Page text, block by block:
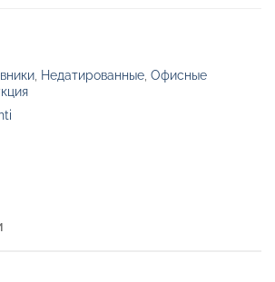
Недатированные Офисные